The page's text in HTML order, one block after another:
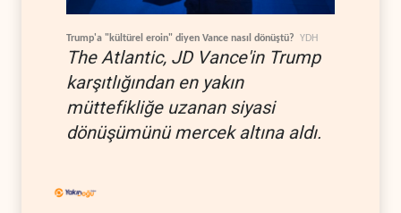
Trump'a "kültürel eroin" diyen Vance nasıl dönüştü? YDH
The Atlantic, JD Vance'in Trump
karşıtlığından en yakın
müttefikliğe uzanan siyasi
dönüşümünü mercek altına aldı.